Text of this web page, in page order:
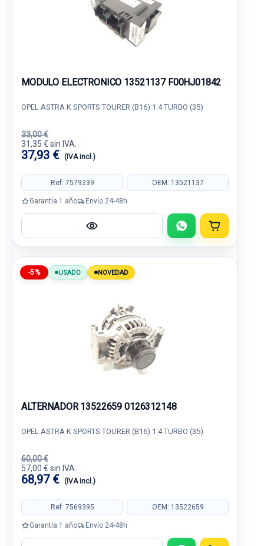
MODULO ELECTRONICO 13521137 F00HJ01842
OPEL ASTRA K SPORTS TOURER (B16) 1.4 TURBO (35)
33,00 €
31,35 € sin IVA.
37,93 € (IVA incl.)
Ref: 7579239 OEM: 13521137
Garantía 1 año Envío 24-48h
-5% USADO NOVEDAD
ALTERNADOR 13522659 0126312148
OPEL ASTRA K SPORTS TOURER (B16) 1.4 TURBO (35)
60,00 €
57,00 € sin IVA.
68,97 € (IVA incl.)
Ref: 7569395 OEM: 13522659
Garantía 1 año Envío 24-48h